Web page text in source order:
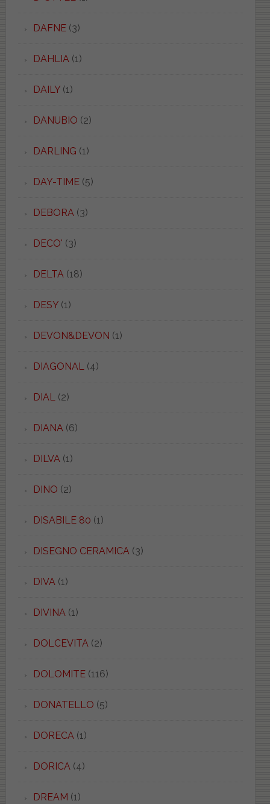
DAFNE(3)
DAHLIA(1)
DAILY(1)
DANUBIO (2)
DARLING (1)
DAY-TIME(5)
DEBORA(3)
DECO' (3)
DELTA(18)
DESY(1)
DEVON&DEVON (1)
DIAGONAL(4)
DIAL(2)
DIANA(6)
DILVA(1)
DINO (2)
DISABILE 80 (1)
DISEGNO CERAMICA(3)
DIVA(1)
DIVINA(1)
DOLCEVITA(2)
DOLOMITE(116)
DONATELLO (5)
DORECA(1)
DORICA(4)
DREAM (1)